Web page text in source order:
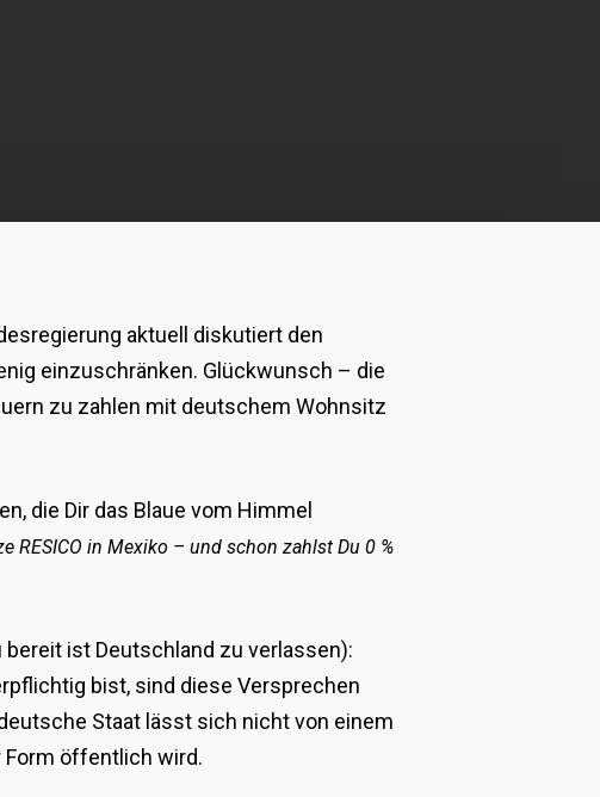
aktuell diskutiert den
einzuschränken. Glückwunsch – die
zu zahlen mit deutschem Wohnsitz
die Dir das Blaue vom Himmel
RESICO in Mexiko – und schon zahlst Du 0 %
ist Deutschland zu verlassen):
bist, sind diese Versprechen
Staat lässt sich nicht von einem
Form öffentlich wird.